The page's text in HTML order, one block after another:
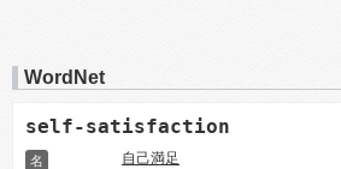
WordNet
self-satisfaction
名 自己満足